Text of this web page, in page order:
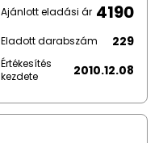
Ajánlott eladási ár 4190
Eladott darabszám 229
Értékesítés
kezdete
2010.12.08